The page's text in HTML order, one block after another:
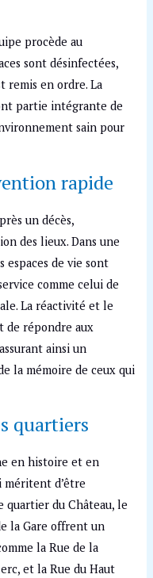
procède au
sont désinfectées,
remis en ordre. La
partie intégrante de
sain pour
rapide
un décès,
des lieux. Dans une
espaces de vie sont
comme celui de
La réactivité et le
de répondre aux
ainsi un
la mémoire de ceux qui
quartiers
en histoire et en
méritent d’être
quartier du Château, le
la Gare offrent un
la Rue de la
et la Rue du Haut